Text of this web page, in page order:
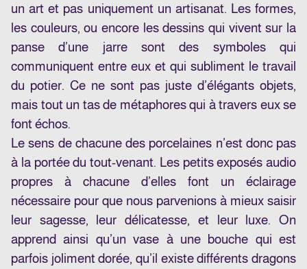
un art et pas uniquement un artisanat. Les formes,
les couleurs, ou encore les dessins qui vivent sur la
panse d’une jarre sont des symboles qui
communiquent entre eux et qui subliment le travail
du potier. Ce ne sont pas juste d’élégants objets,
mais tout un tas de métaphores qui à travers eux se
font échos.
Le sens de chacune des porcelaines n’est donc pas
à la portée du tout-venant. Les petits exposés audio
propres à chacune d’elles font un éclairage
nécessaire pour que nous parvenions à mieux saisir
leur sagesse, leur délicatesse, et leur luxe. On
apprend ainsi qu’un vase à une bouche qui est
parfois joliment dorée, qu’il existe différents dragons